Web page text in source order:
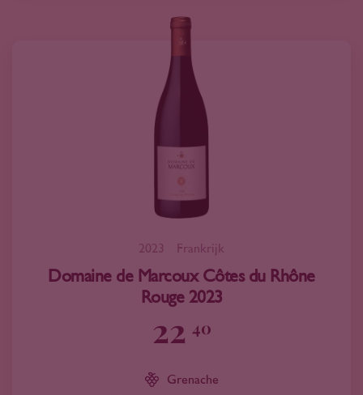
2023 Frankrijk
Domaine de Marcoux Côtes du Rhône
Rouge 2023
22 40
Grenache